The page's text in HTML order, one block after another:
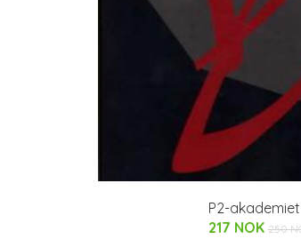
P2-
217 NOK 250